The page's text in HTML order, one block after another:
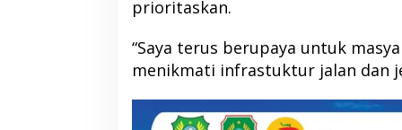
prioritaskan.
“Saya terus berupaya untuk
menikmati infrastuktur jalan dan